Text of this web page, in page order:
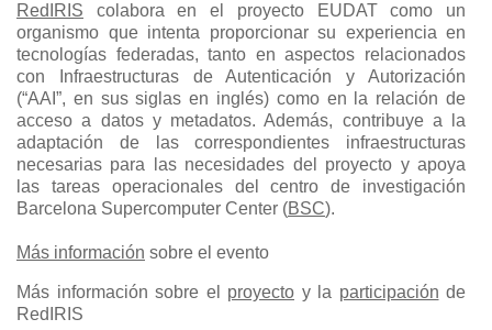
RedIRIS colabora en el proyecto EUDAT como un
organismo que intenta proporcionar su experiencia en
tecnologías federadas, tanto en aspectos relacionados
con Infraestructuras de Autenticación y Autorización
(“AAI”, en sus siglas en inglés) como en la relación de
acceso a datos y metadatos. Además, contribuye a la
adaptación de las correspondientes infraestructuras
necesarias para las necesidades del proyecto y apoya
las tareas operacionales del centro de investigación
Barcelona Supercomputer Center (BSC).
Más información sobre el evento
Más información sobre el proyecto y la participación de
RedIRIS